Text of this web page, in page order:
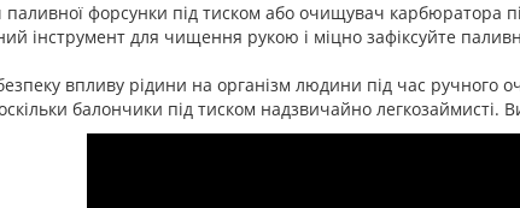
паливної форсунки під тиском або очищувач карбюратора
інструмент для чищення рукою і міцно зафіксуйте
впливу рідини на організм людини під час
балончики під тиском надзвичайно